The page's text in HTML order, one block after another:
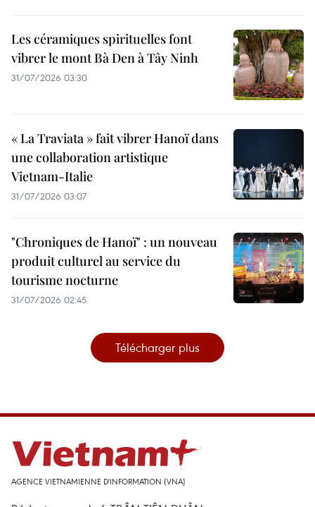
Les céramiques spirituelles font
vibrer le mont Bà Den à Tây Ninh
31/07/2026 03:30
« La Traviata » fait vibrer Hanoï dans
une collaboration artistique
Vietnam-Italie
31/07/2026 03:07
"Chroniques de Hanoï" : un nouveau
produit culturel au service du
tourisme nocturne
31/07/2026 02:45
Télécharger plus
AGENCE VIETNAMIENNE D'INFORMATION (VNA)